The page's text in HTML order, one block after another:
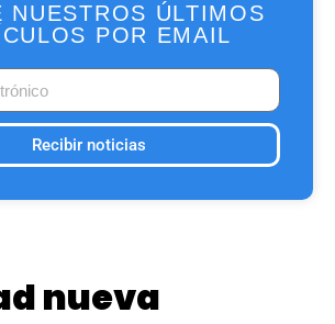
NUESTROS ÚLTIMOS
POR EMAIL
Recibir noticias
nueva